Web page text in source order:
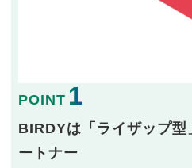
POINT 1
BIRDYは「ライザップ
ートナー